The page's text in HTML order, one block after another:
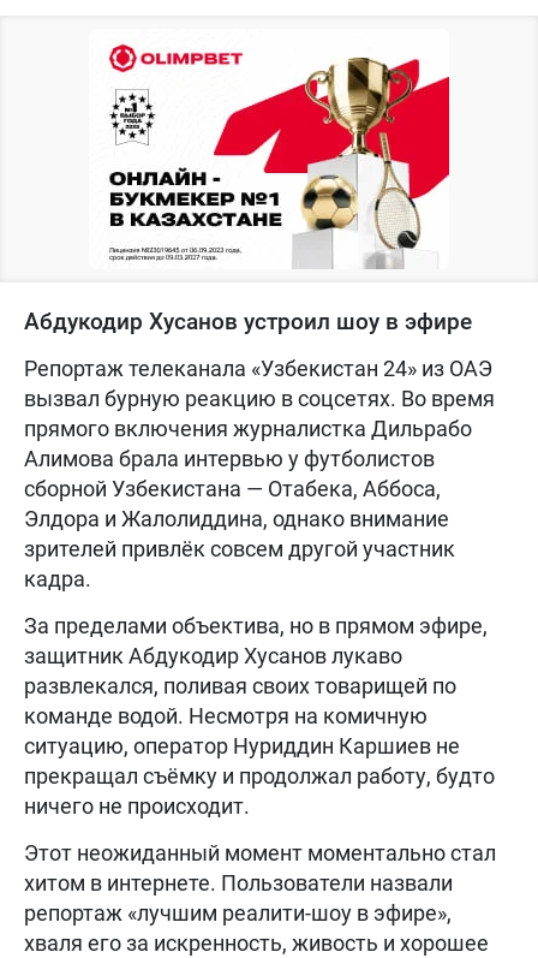
Абдукодир Хусанов устроил шоу в эфире
Репортаж телеканала «Узбекистан 24» из ОАЭ
вызвал бурную реакцию в соцсетях. Во время
прямого включения журналистка Дильрабо
Алимова брала интервью у футболистов
сборной Узбекистана — Отабека, Аббоса,
Элдора и Жалолиддина, однако внимание
зрителей привлёк совсем другой участник
кадра.
За пределами объектива, но в прямом эфире,
защитник Абдукодир Хусанов лукаво
развлекался, поливая своих товарищей по
команде водой. Несмотря на комичную
ситуацию, оператор Нуриддин Каршиев не
прекращал съёмку и продолжал работу, будто
ничего не происходит.
Этот неожиданный момент моментально стал
хитом в интернете. Пользователи назвали
репортаж «лучшим реалити-шоу в эфире»,
хваля его за искренность, живость и хорошее